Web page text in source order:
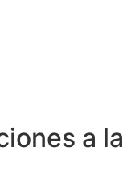
a la